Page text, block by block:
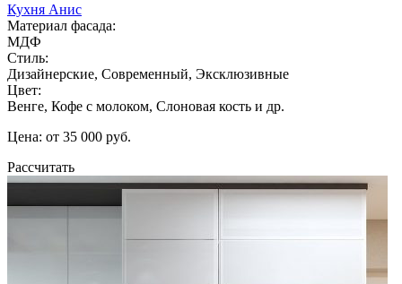
Кухня Анис
Материал фасада:
МДФ
Стиль:
Дизайнерские, Современный, Эксклюзивные
Цвет:
Венге, Кофе с молоком, Слоновая кость и др.
Цена: от 35 000 руб.
Рассчитать